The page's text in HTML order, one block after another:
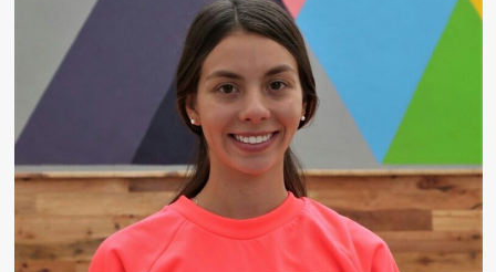
PERMANECER
CASA
DÍA
DE
MUERTOS
Y
EMITE